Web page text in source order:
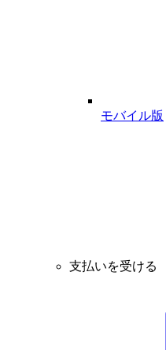
モバイル版
支払いを受ける